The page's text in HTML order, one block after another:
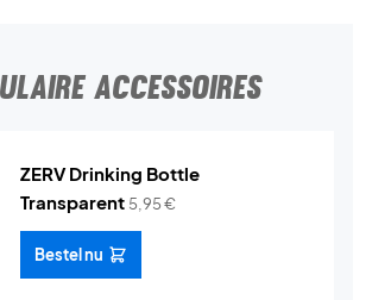
ACCESSOIRES
ZERV Drinking Bottle
Transparent 5,95€
Bestel nu